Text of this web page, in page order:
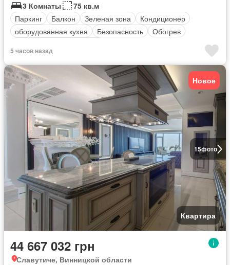
3 Комнаты
75 кв.м
Паркинг
Балкон Зеленая зона
Кондиционер
оборудованная кухня
Безопасность
Обогрев
5 часов назад
15фото
Новое
Квартира
44 667 032 грн
Славутиче, Винницкой области